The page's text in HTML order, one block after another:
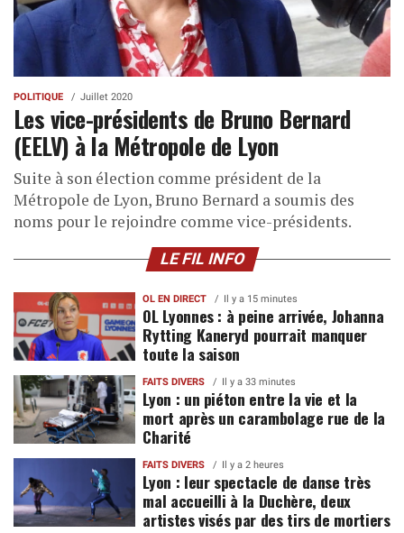
POLITIQUE Juillet 2020
Les vice-présidents de Bruno Bernard
(EELV) à la Métropole de Lyon
Suite à son élection comme président de la
Métropole de Lyon, Bruno Bernard a soumis des
noms pour le rejoindre comme vice-présidents.
LE FIL INFO
OL EN DIRECT Il y a 15 minutes
OL Lyonnes : à peine arrivée, Johanna
Rytting Kaneryd pourrait manquer
toute la saison
FAITS DIVERS Il y a 33 minutes
Lyon : un piéton entre la vie et la
mort après un carambolage rue de la
Charité
FAITS DIVERS Il y a 2 heures
Lyon : leur spectacle de danse très
mal accueilli à la Duchère, deux
artistes visés par des tirs de mortiers